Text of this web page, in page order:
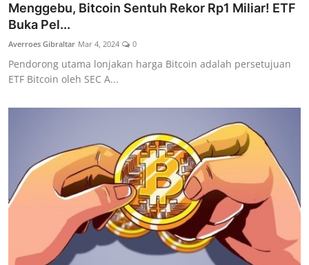
Menggebu, Bitcoin Sentuh Rekor Rp1 Miliar! ETF
Buka Pel...
Averroes Gibraltar Mar 4, 2024 0
Pendorong utama lonjakan harga Bitcoin adalah persetujuan
ETF Bitcoin oleh SEC A...